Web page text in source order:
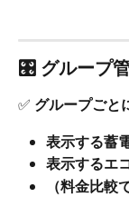
🎛 グループ
✅ グループごと
表示する蓄
表示するエ
（料金比